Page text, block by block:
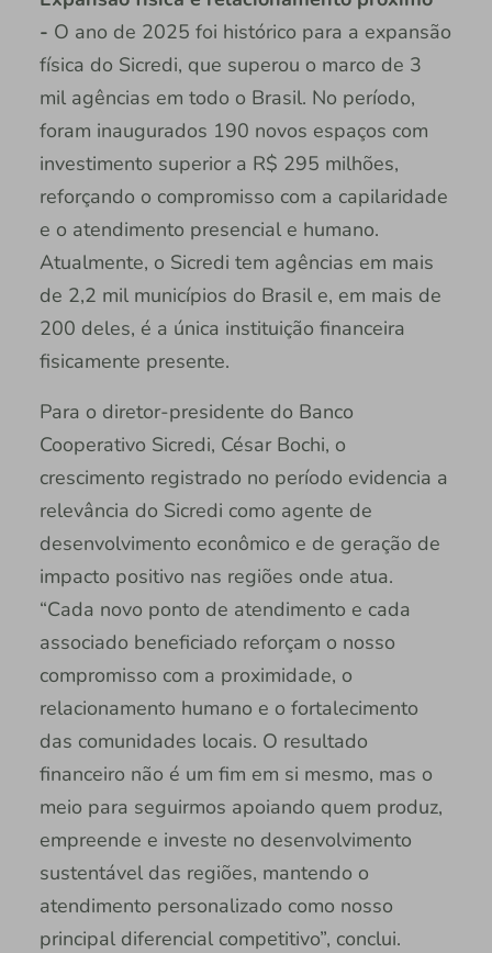
- O ano de 2025 foi histórico para a expansão
física do Sicredi, que superou o marco de 3
mil agências em todo o Brasil. No período,
foram inaugurados 190 novos espaços com
investimento superior a R$ 295 milhões,
reforçando o compromisso com a capilaridade
e o atendimento presencial e humano.
Atualmente, o Sicredi tem agências em mais
de 2,2 mil municípios do Brasil e, em mais de
200 deles, é a única instituição financeira
fisicamente presente.
Para o diretor-presidente do Banco
Cooperativo Sicredi, César Bochi, o
crescimento registrado no período evidencia a
relevância do Sicredi como agente de
desenvolvimento econômico e de geração de
impacto positivo nas regiões onde atua.
“Cada novo ponto de atendimento e cada
associado beneficiado reforçam o nosso
compromisso com a proximidade, o
relacionamento humano e o fortalecimento
das comunidades locais. O resultado
financeiro não é um fim em si mesmo, mas o
meio para seguirmos apoiando quem produz,
empreende e investe no desenvolvimento
sustentável das regiões, mantendo o
atendimento personalizado como nosso
principal diferencial competitivo”, conclui.